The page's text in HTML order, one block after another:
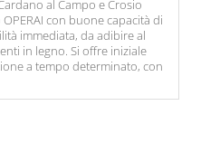
al Campo e Crosio
con buone capacità di
immediata, da adibire al
in legno. Si offre iniziale
a tempo determinato, con